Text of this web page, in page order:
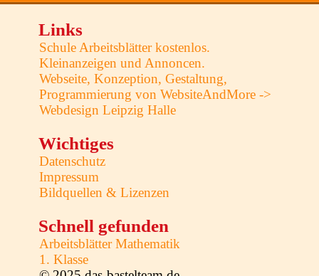
Links
Schule Arbeitsblätter kostenlos.
Kleinanzeigen und Annoncen.
Webseite, Konzeption, Gestaltung,
Programmierung von WebsiteAndMore ->
Webdesign Leipzig Halle
Wichtiges
Datenschutz
Impressum
Bildquellen & Lizenzen
Schnell gefunden
Arbeitsblätter Mathematik
1. Klasse